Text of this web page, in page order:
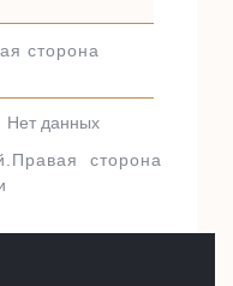
сторона
Нет данных
сторона